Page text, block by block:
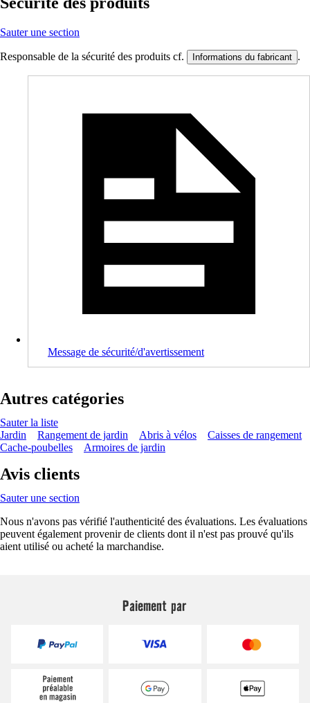
Sauter une section
Responsable de la sécurité des produits cf. Informations du fabricant .
Message de sécurité/d'avertissement
Autres catégories
Sauter la liste
Jardin
Rangement de jardin Abris à vélos
Caisses de rangement
Cache-poubelles
Armoires de jardin
Avis clients
Sauter une section
Nous n'avons pas vérifié l'authenticité des évaluations. Les évaluations
peuvent également provenir de clients dont il n'est pas prouvé qu'ils
aient utilisé ou acheté la marchandise.
Paiement par